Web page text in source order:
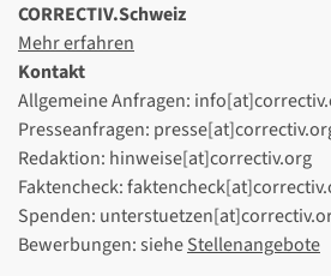
CORRECTIV.Schweiz
Mehr erfahren
Kontakt
Allgemeine Anfragen:
Presseanfragen:
Redaktion: hinweise[at]correctiv.org
Faktencheck:
Spenden:
Bewerbungen: sieheStellenangebote